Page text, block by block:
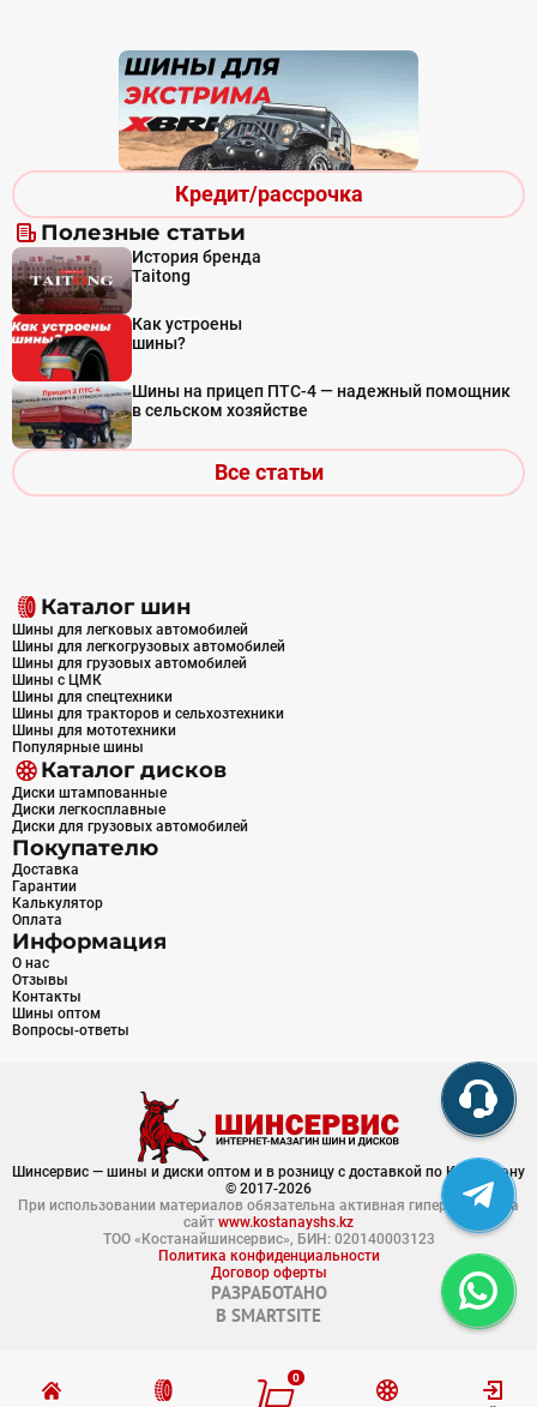
0
Кредит/рассрочка
Полезные статьи
История бренда
Taitong
Как устроены
шины?
Шины на прицеп ПТС-4 — надежный помощник
в сельском хозяйстве
Все статьи
Каталог шин
Шины для легковых автомобилей
Шины для легкогрузовых автомобилей
Шины для грузовых автомобилей
Шины с ЦМК
Шины для спецтехники
Шины для тракторов и сельхозтехники
Шины для мототехники
Популярные шины
Каталог дисков
Диски штампованные
Диски легкосплавные
Диски для грузовых автомобилей
Покупателю
Доставка
Гарантии
Калькулятор
Оплата
Информация
О нас
Отзывы
Контакты
Шины оптом
Вопросы-ответы
Шинсервис — шины и диски оптом и в розницу с доставкой по Казахстану
© 2017-2026
При использовании материалов обязательна активная гиперссылка на
сайт www.kostanayshs.kz
ТОО «Костанайшинсервис», БИН: 020140003123
Политика конфиденциальности
Договор оферты
РАЗРАБОТАНО
В SMARTSITE